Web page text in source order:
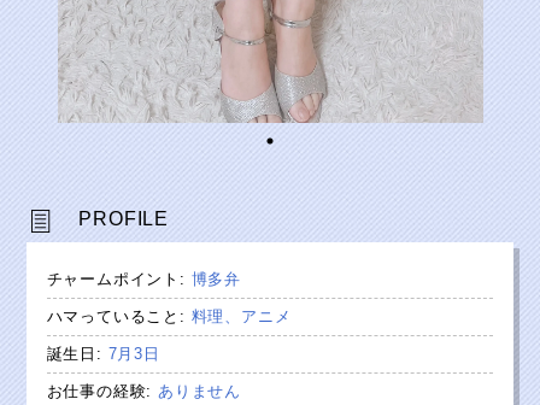
PROFILE
チャームポイント : 博多弁
ハマっていること : 料理、アニメ
誕生日 : 7月3日
お仕事の経験: ありません